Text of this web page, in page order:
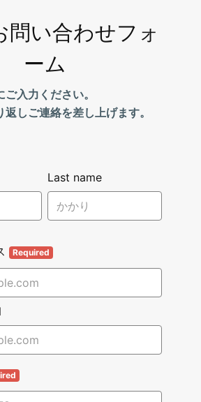
問い合わせフォ
ーム
入力ください。
しご連絡を差し上げます。
Last name
Required